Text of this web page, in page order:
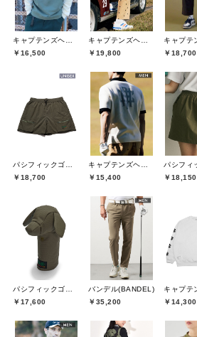
￥16,500
￥19,800
￥18,700
￥18,700
￥15,400
￥18,150
￥17,600
バンデル(BANDEL)
￥35,200
￥14,300